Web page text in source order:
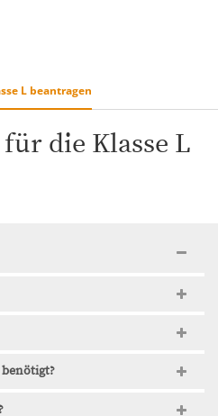
L beantragen
die Klasse L